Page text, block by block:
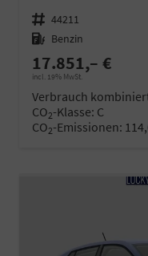
Fahrzeugnr. 44211
Kraftstoff Benzin
17.851,– €
incl. 19% MwSt.
Verbrauch
CO2-Klasse: C
CO2-Emissionen: